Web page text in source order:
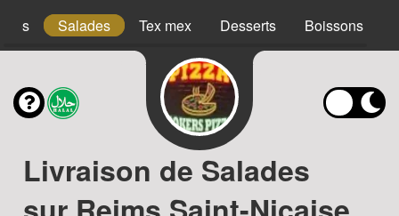
Salades Tex mex Desserts Boissons
Livraison de Salades